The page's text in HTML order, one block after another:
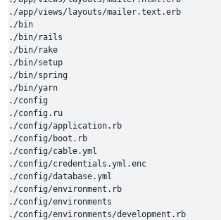
./app/views/layouts/mailer.text.erb
./bin
./bin/rails
./bin/rake
./bin/setup
./bin/spring
./bin/yarn
./config
./config.ru
./config/application.rb
./config/boot.rb
./config/cable.yml
./config/credentials.yml.enc
./config/database.yml
./config/environment.rb
./config/environments
./config/environments/development.rb